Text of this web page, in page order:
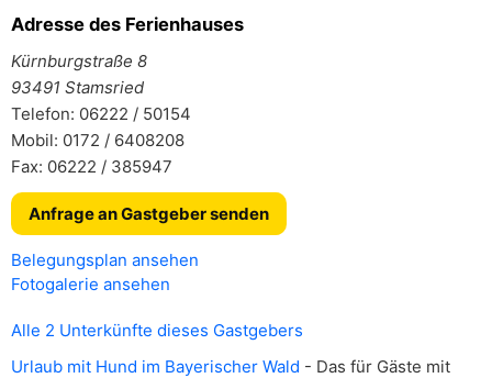
Adresse des Ferienhauses
Kürnburgstraße 8
93491 Stamsried
Telefon: 06222 / 50154
Mobil: 0172 / 6408208
Fax: 06222 / 385947
Anfrage an Gastgeber senden
Belegungsplan ansehen
Fotogalerie ansehen
Alle 2 Unterkünfte dieses Gastgebers
Urlaub mit Hund im Bayerischer Wald - Das für Gäste mit